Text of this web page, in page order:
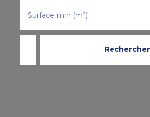
Surface min (m²)
Rechercher